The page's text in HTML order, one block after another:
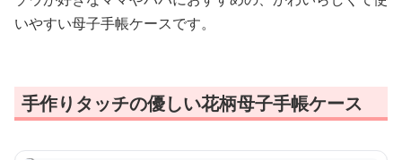
いやすい母子手帳ケースです。
手作りタッチの優しい花柄母子手帳ケース